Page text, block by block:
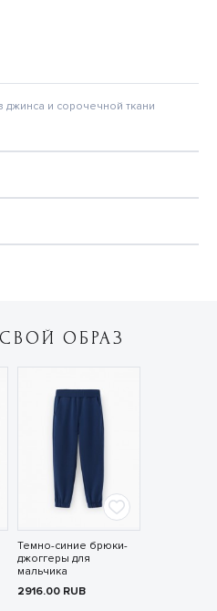
и сорочечной ткани
ОБРАЗ
Темно-синие брюки-
джоггеры для
мальчика
2916.00 RUB